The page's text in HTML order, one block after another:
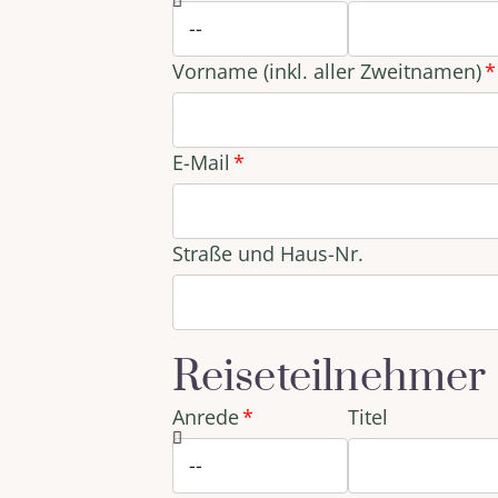
Vorname (inkl. aller Zweitnamen)
E-Mail
Straße und Haus-Nr.
Reiseteilnehmer
Anrede Titel